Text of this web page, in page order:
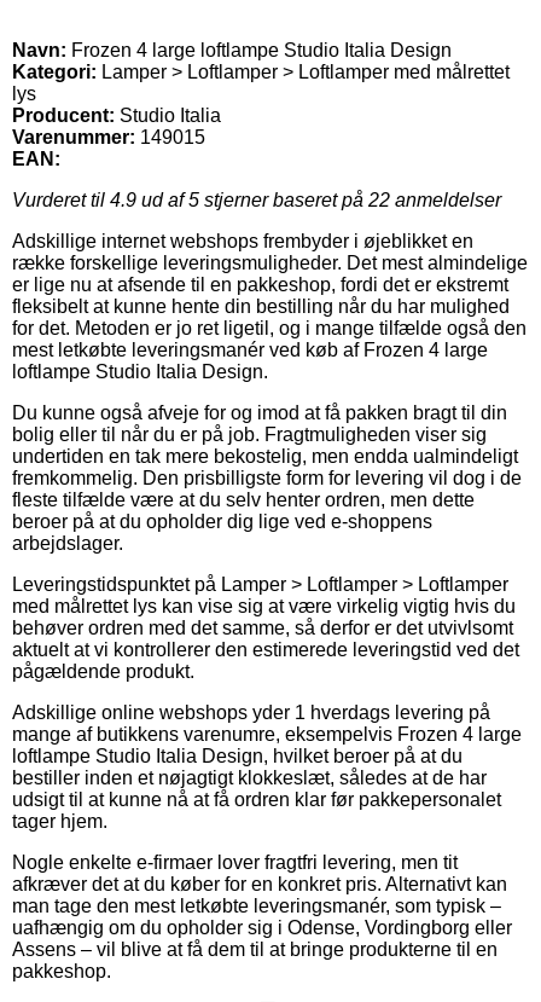
Navn: Frozen 4 large loftlampe Studio Italia Design
Kategori: Lamper > Loftlamper > Loftlamper med målrettet
lys
Producent: Studio Italia
Varenummer: 149015
EAN:
Vurderet til 4.9 ud af 5 stjerner baseret på 22 anmeldelser
Adskillige internet webshops frembyder i øjeblikket en
række forskellige leveringsmuligheder. Det mest almindelige
er lige nu at afsende til en pakkeshop, fordi det er ekstremt
fleksibelt at kunne hente din bestilling når du har mulighed
for det. Metoden er jo ret ligetil, og i mange tilfælde også den
mest letkøbte leveringsmanér ved køb af Frozen 4 large
loftlampe Studio Italia Design.
Du kunne også afveje for og imod at få pakken bragt til din
bolig eller til når du er på job. Fragtmuligheden viser sig
undertiden en tak mere bekostelig, men endda ualmindeligt
fremkommelig. Den prisbilligste form for levering vil dog i de
fleste tilfælde være at du selv henter ordren, men dette
beroer på at du opholder dig lige ved e-shoppens
arbejdslager.
Leveringstidspunktet på Lamper > Loftlamper > Loftlamper
med målrettet lys kan vise sig at være virkelig vigtig hvis du
behøver ordren med det samme, så derfor er det utvivlsomt
aktuelt at vi kontrollerer den estimerede leveringstid ved det
pågældende produkt.
Adskillige online webshops yder 1 hverdags levering på
mange af butikkens varenumre, eksempelvis Frozen 4 large
loftlampe Studio Italia Design, hvilket beroer på at du
bestiller inden et nøjagtigt klokkeslæt, således at de har
udsigt til at kunne nå at få ordren klar før pakkepersonalet
tager hjem.
Nogle enkelte e-firmaer lover fragtfri levering, men tit
afkræver det at du køber for en konkret pris. Alternativt kan
man tage den mest letkøbte leveringsmanér, som typisk –
uafhængig om du opholder sig i Odense, Vordingborg eller
Assens – vil blive at få dem til at bringe produkterne til en
pakkeshop.